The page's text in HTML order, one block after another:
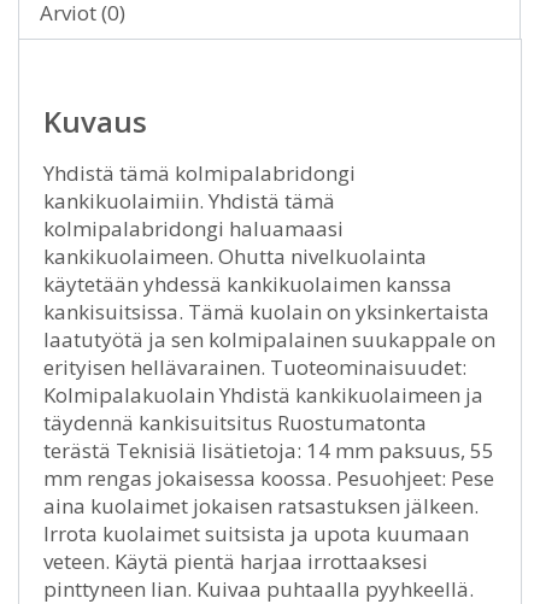
Arviot (0)
Kuvaus
Yhdistä tämä kolmipalabridongi
kankikuolaimiin. Yhdistä tämä
kolmipalabridongi haluamaasi
kankikuolaimeen. Ohutta nivelkuolainta
käytetään yhdessä kankikuolaimen kanssa
kankisuitsissa. Tämä kuolain on yksinkertaista
laatutyötä ja sen kolmipalainen suukappale on
erityisen hellävarainen. Tuoteominaisuudet:
Kolmipalakuolain Yhdistä kankikuolaimeen ja
täydennä kankisuitsitus Ruostumatonta
terästä Teknisiä lisätietoja: 14 mm paksuus, 55
mm rengas jokaisessa koossa. Pesuohjeet: Pese
aina kuolaimet jokaisen ratsastuksen jälkeen.
Irrota kuolaimet suitsista ja upota kuumaan
veteen. Käytä pientä harjaa irrottaaksesi
pinttyneen lian. Kuivaa puhtaalla pyyhkeellä.